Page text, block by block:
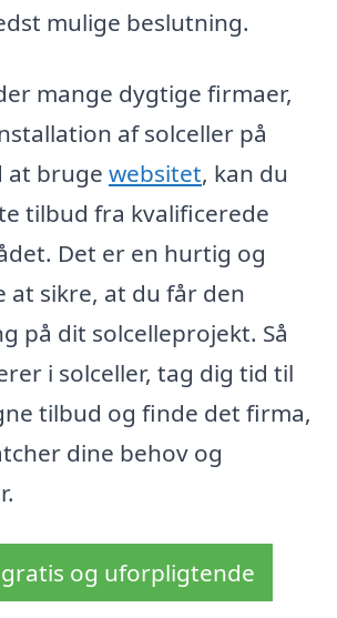
mulige beslutning.
mange dygtige firmaer,
af solceller på
at bruge websitet, kan du
tilbud fra kvalificerede
Det er en hurtig og
at sikre, at du får den
på dit solcelleprojekt. Så
i solceller, tag dig tid til
tilbud og finde det firma,
dine behov og
og uforpligtende